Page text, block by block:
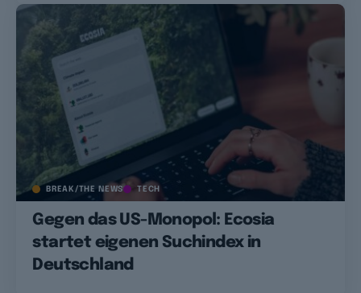
BREAK/THE NEWS TECH
Gegen das US-Monopol: Ecosia
startet eigenen Suchindex in
Deutschland